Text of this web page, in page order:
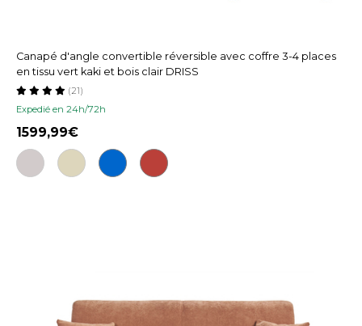
Canapé d'angle convertible réversible avec coffre 3-4 places
en tissu vert kaki et bois clair DRISS
Expedié en 24h/72h
(21)
1599,99